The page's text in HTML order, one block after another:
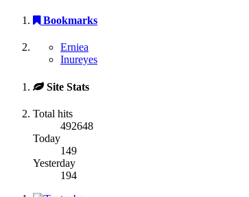
Bookmarks
Erniea
Inureyes
Site Stats
Total hits
492648
Today
149
Yesterday
194